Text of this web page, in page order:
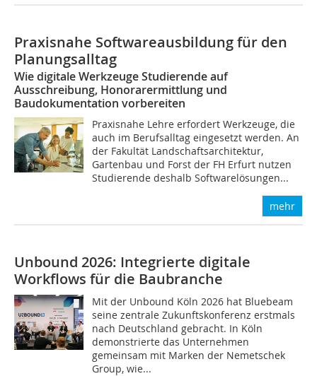
Praxisnahe Softwareausbildung für den
Planungsalltag
Wie digitale Werkzeuge Studierende auf
Ausschreibung, Honorarermittlung und
Baudokumentation vorbereiten
Praxisnahe Lehre erfordert Werkzeuge, die
auch im Berufsalltag eingesetzt werden. An
der Fakultät Landschaftsarchitektur,
Gartenbau und Forst der FH Erfurt nutzen
Studierende deshalb Softwarelösungen...
mehr
Unbound 2026: Integrierte digitale
Workflows für die Baubranche
Mit der Unbound Köln 2026 hat Bluebeam
seine zentrale Zukunftskonferenz erstmals
nach Deutschland gebracht. In Köln
demonstrierte das Unternehmen
gemeinsam mit Marken der Nemetschek
Group, wie...